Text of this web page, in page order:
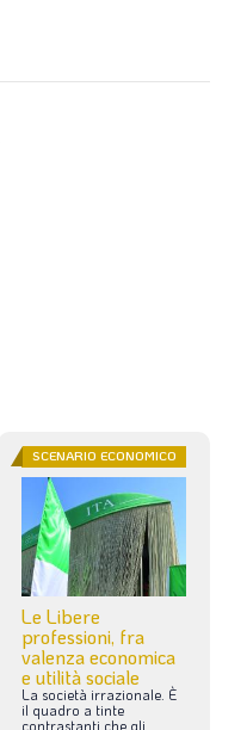
SCENARIO ECONOMICO
Le Libere
professioni, fra
valenza economica
e utilità sociale
La società irrazionale. È
il quadro a tinte
contrastanti che gli